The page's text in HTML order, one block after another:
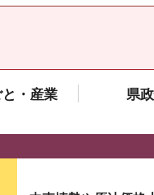
と・産業 県
が表示されるスライ